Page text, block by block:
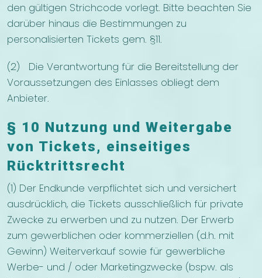
den gültigen Strichcode vorlegt. Bitte beachten Sie
darüber hinaus die Bestimmungen zu
personalisierten Tickets gem. §11.
(2) Die Verantwortung für die Bereitstellung der
Voraussetzungen des Einlasses obliegt dem
Anbieter.
§ 10 Nutzung und Weitergabe
von Tickets, einseitiges
Rücktrittsrecht
(1) Der Endkunde verpflichtet sich und versichert
ausdrücklich, die Tickets ausschließlich für private
Zwecke zu erwerben und zu nutzen. Der Erwerb
zum gewerblichen oder kommerziellen (d.h. mit
Gewinn) Weiterverkauf sowie für gewerbliche
Werbe- und / oder Marketingzwecke (bspw. als